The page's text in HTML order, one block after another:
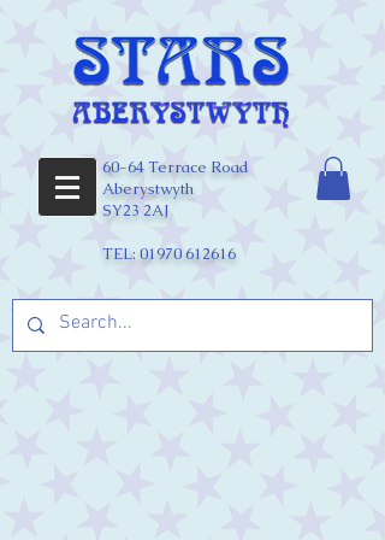
60-64 Terrace Road
Aberystwyth
SY23 2AJ
TEL: 01970 612616